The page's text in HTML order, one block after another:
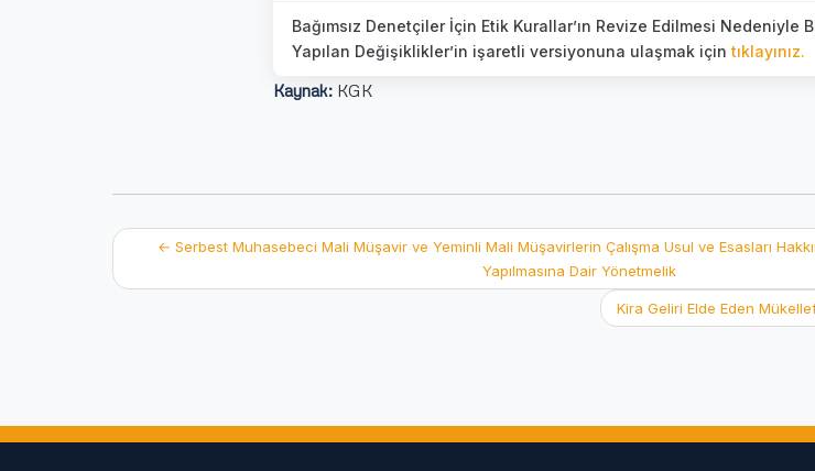
Bağımsız Denetçiler İçin Etik Kurallar’ın Revize Edilmesi Nedeniyle
Yapılan Değişiklikler’in işaretli versiyonuna ulaşmak içintıklayınız.
Kaynak: KGK
Post
navigation
← Serbest Muhasebeci Mali Müşavir ve Yeminli Mali Müşavirlerin Çalışma Usul ve Esasları
Yapılmasına Dair Yönetmelik
Kira Geliri Elde Eden